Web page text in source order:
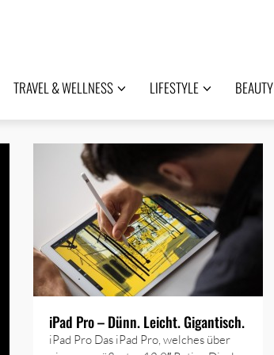
TRAVEL & WELLNESS LIFESTYLE BEAUTY
iPad Pro – Dünn. Leicht. Gigantisch.
iPad Pro Das iPad Pro, welches über